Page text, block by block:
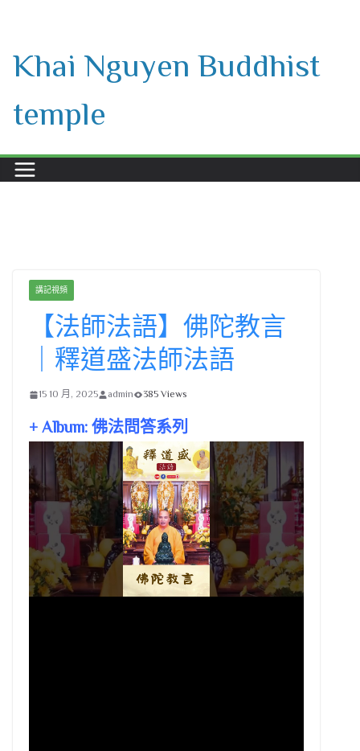
content
Khai Nguyen Buddhist
temple
講記視頻
【法師法語】佛陀教言
｜釋道盛法師法語
15 10 月, 2025 admin 385 Views
+ Album: 佛法問答系列